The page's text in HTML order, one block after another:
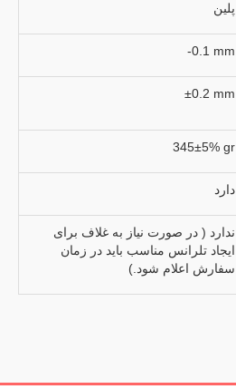
پلین
-0.1 mm
±0.2 mm
345±5% gr
دارد
ندارد ( در صورت نیاز به غلاف برای
ایجاد تلرانس مناسب باید در زمان
سفارش اعلام شود.)